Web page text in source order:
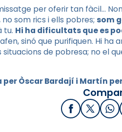
per oferir tan fàcil…
som rics i ells pobres; som
tu. Hi ha dificultats que es
sinó que purifiquen. Hi ha
de pobresa; no el
Òscar Bardají i Martín per
Facebook
X /